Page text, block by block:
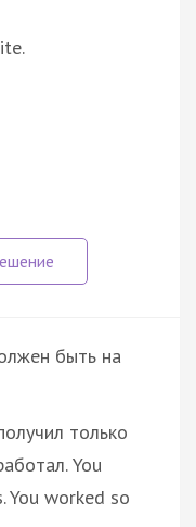
быть на
только
You
You worked so